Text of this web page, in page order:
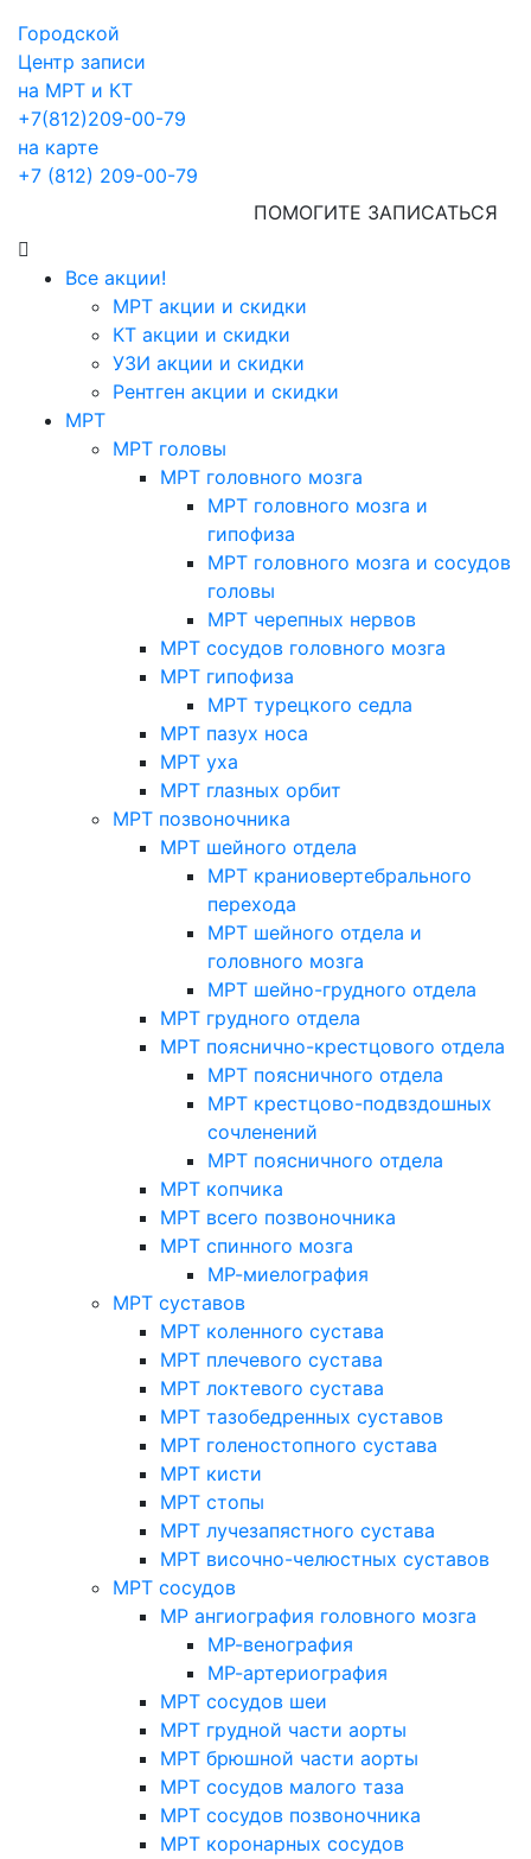
Городской
Центр записи
на МРТ и КТ
+7(812)209-00-79
на карте
+7 (812) 209-00-79
ПОМОГИТЕ ЗАПИСАТЬСЯ
Все акции!
МРТ акции и скидки
КТ акции и скидки
УЗИ акции и скидки
Рентген акции и скидки
МРТ
МРТ головы
МРТ головного мозга
МРТ головного мозга и
гипофиза
МРТ головного мозга и сосудов
головы
МРТ черепных нервов
МРТ сосудов головного мозга
МРТ гипофиза
МРТ турецкого седла
МРТ пазух носа
МРТ уха
МРТ глазных орбит
МРТ позвоночника
МРТ шейного отдела
МРТ краниовертебрального
перехода
МРТ шейного отдела и
головного мозга
МРТ шейно-грудного отдела
МРТ грудного отдела
МРТ пояснично-крестцового отдела
МРТ поясничного отдела
МРТ крестцово-подвздошных
сочленений
МРТ поясничного отдела
МРТ копчика
МРТ всего позвоночника
МРТ спинного мозга
МР-миелография
МРТ суставов
МРТ коленного сустава
МРТ плечевого сустава
МРТ локтевого сустава
МРТ тазобедренных суставов
МРТ голеностопного сустава
МРТ кисти
МРТ стопы
МРТ лучезапястного сустава
МРТ височно-челюстных суставов
МРТ сосудов
МР ангиография головного мозга
МР-венография
МР-артериография
МРТ сосудов шеи
МРТ грудной части аорты
МРТ брюшной части аорты
МРТ сосудов малого таза
МРТ сосудов позвоночника
МРТ коронарных сосудов